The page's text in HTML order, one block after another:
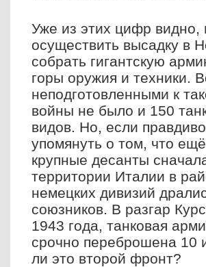
Уже из этих цифр
осуществить высадку в
собрать гигантскую
горы оружия и техники.
неподготовленными к
войны не было и 150
видов. Но, если
упомянуть о том, что
крупные десанты
территории Италии в
немецких дивизий
союзников. В разгар
1943 года, танковая
срочно переброшена 10
ли это второй фронт?